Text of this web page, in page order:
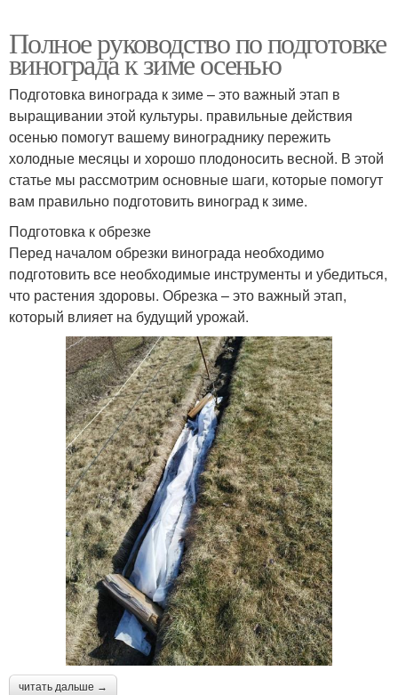
Полное руководство по подготовке
винограда к зиме осенью
Подготовка винограда к зиме – это важный этап в
выращивании этой культуры. правильные действия
осенью помогут вашему винограднику пережить
холодные месяцы и хорошо плодоносить весной. В этой
статье мы рассмотрим основные шаги, которые помогут
вам правильно подготовить виноград к зиме.
Подготовка к обрезке
Перед началом обрезки винограда необходимо
подготовить все необходимые инструменты и убедиться,
что растения здоровы. Обрезка – это важный этап,
который влияет на будущий урожай.
читать дальше →